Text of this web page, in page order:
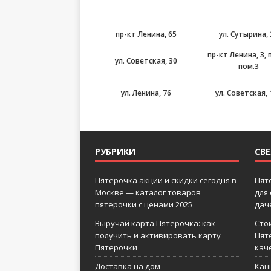
пр-кт Ленина, 65 ул. Сутырина,
ул. Советская, 30
пр-кт Ленина, 3,
пом.3
ул. Ленина, 76 ул. Советская,
РУБРИКИ
Пятерочка акции и скидки сегодня в
Москве — каталог товаров
пятерочки с ценами 2025
Выручай карта Пятерочка: как
получить и активировать карту
Пятерочки
Доставка на дом
для